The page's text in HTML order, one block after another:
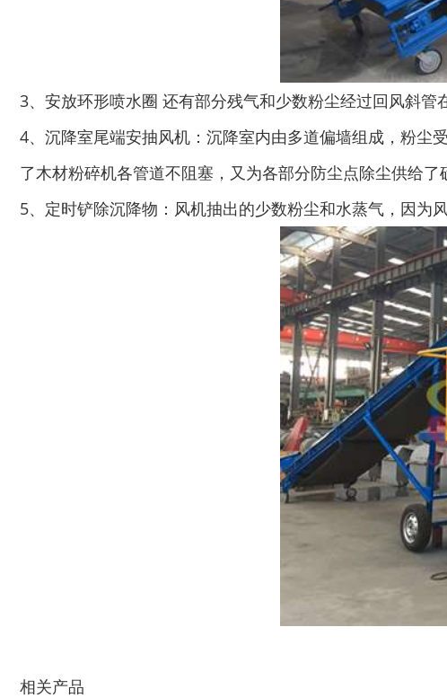
3、安放环形喷水圈 还有部分残气和少数粉尘经过回风斜管
4、沉降室尾端安抽风机：沉降室内由多道偏墙组成，粉尘
了木材粉碎机各管道不阻塞，又为各部分防尘点除尘供给了
5、定时铲除沉降物：风机抽出的少数粉尘和水蒸气，因为
相关产品
大型木材粉碎机